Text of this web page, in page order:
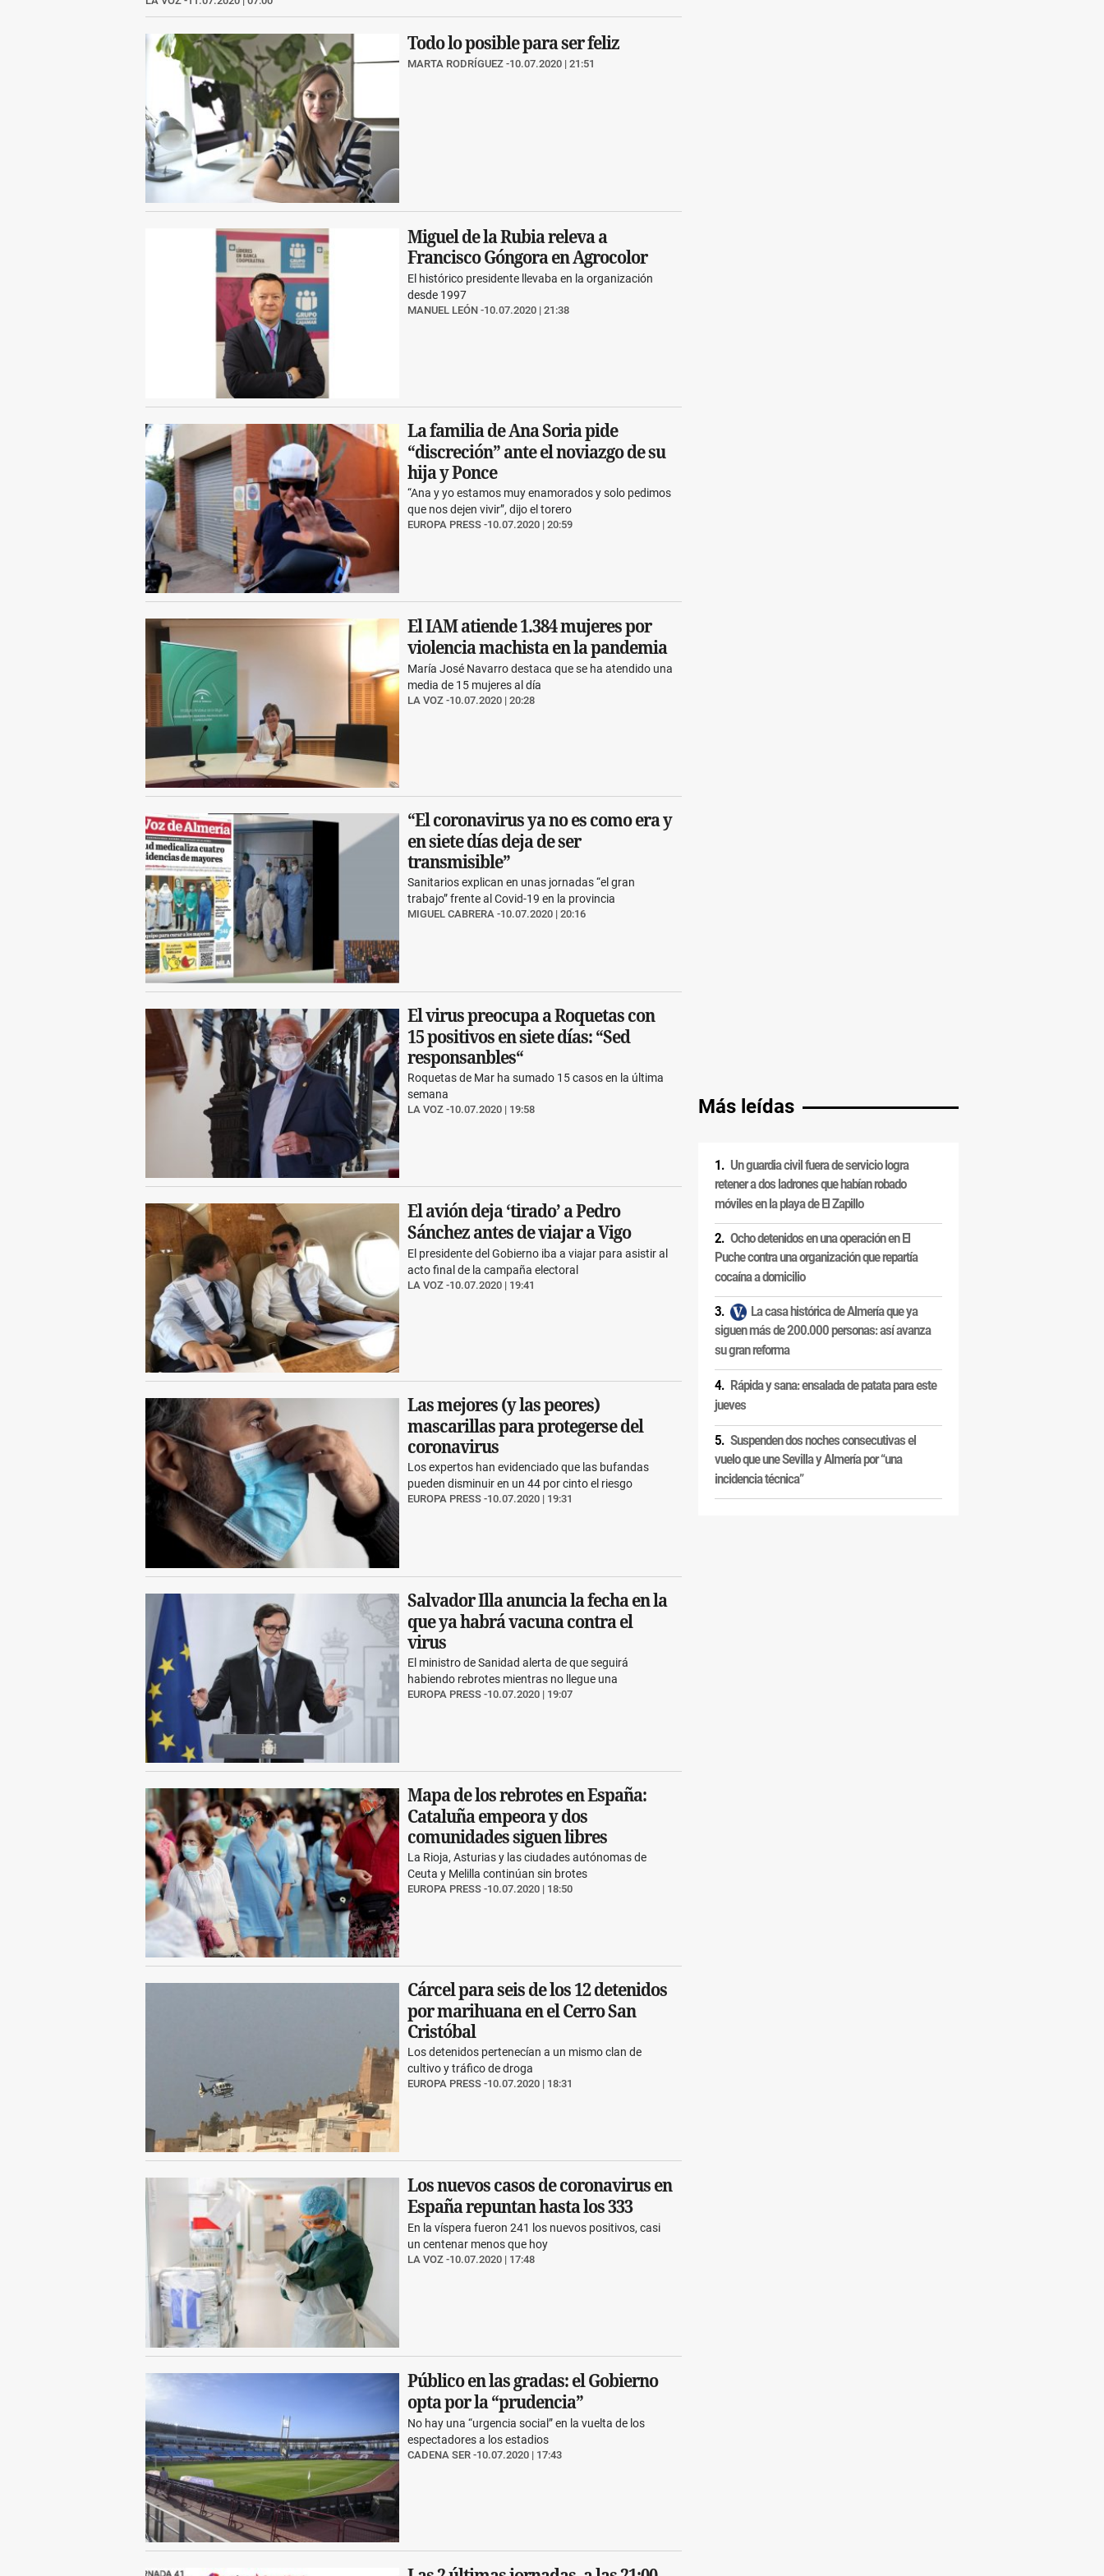
Todo lo posible para ser feliz
MARTA RODRÍGUEZ 10.07.2020 | 21:51
Miguel de la Rubia releva a
Francisco Góngora en Agrocolor
MANUEL LEÓN 10.07.2020 | 21:38
El histórico presidente llevaba en la organización
desde 1997
La familia de Ana Soria pide
“discreción” ante el noviazgo de su
hija y Ponce
EUROPA PRESS 10.07.2020 | 20:59
“Ana y yo estamos muy enamorados y solo pedimos
que nos dejen vivir”, dijo el torero
El IAM atiende 1.384 mujeres por
violencia machista en la pandemia
LA VOZ 10.07.2020 | 20:28
María José Navarro destaca que se ha atendido una
media de 15 mujeres al día
“El coronavirus ya no es como era y
en siete días deja de ser
transmisible”
MIGUEL CABRERA 10.07.2020 | 20:16
Sanitarios explican en unas jornadas “el gran
trabajo” frente al Covid-19 en la provincia
El virus preocupa a Roquetas con
15 positivos en siete días: “Sed
responsanbles“
LA VOZ 10.07.2020 | 19:58
Roquetas de Mar ha sumado 15 casos en la última
semana
El avión deja ‘tirado’ a Pedro
Sánchez antes de viajar a Vigo
LA VOZ 10.07.2020 | 19:41
El presidente del Gobierno iba a viajar para asistir al
acto final de la campaña electoral
Las mejores (y las peores)
mascarillas para protegerse del
coronavirus
EUROPA PRESS 10.07.2020 | 19:31
Los expertos han evidenciado que las bufandas
pueden disminuir en un 44 por cinto el riesgo
Salvador Illa anuncia la fecha en la
que ya habrá vacuna contra el
virus
EUROPA PRESS 10.07.2020 | 19:07
El ministro de Sanidad alerta de que seguirá
habiendo rebrotes mientras no llegue una
Mapa de los rebrotes en España:
Cataluña empeora y dos
comunidades siguen libres
EUROPA PRESS 10.07.2020 | 18:50
La Rioja, Asturias y las ciudades autónomas de
Ceuta y Melilla continúan sin brotes
Cárcel para seis de los 12 detenidos
por marihuana en el Cerro San
Cristóbal
EUROPA PRESS 10.07.2020 | 18:31
Los detenidos pertenecían a un mismo clan de
cultivo y tráfico de droga
Los nuevos casos de coronavirus en
España repuntan hasta los 333
LA VOZ 10.07.2020 | 17:48
En la víspera fueron 241 los nuevos positivos, casi
un centenar menos que hoy
Público en las gradas: el Gobierno
opta por la “prudencia”
CADENA SER 10.07.2020 | 17:43
No hay una “urgencia social” en la vuelta de los
espectadores a los estadios
Más leídas
Un guardia civil fuera de servicio logra
retener a dos ladrones que habían robado
móviles en la playa de El Zapillo
Ocho detenidos en una operación en El
Puche contra una organización que repartía
cocaína a domicilio
La casa histórica de Almería que ya
siguen más de 200.000 personas: así avanza
su gran reforma
Rápida y sana: ensalada de patata para este
jueves
Suspenden dos noches consecutivas el
vuelo que une Sevilla y Almería por “una
incidencia técnica”